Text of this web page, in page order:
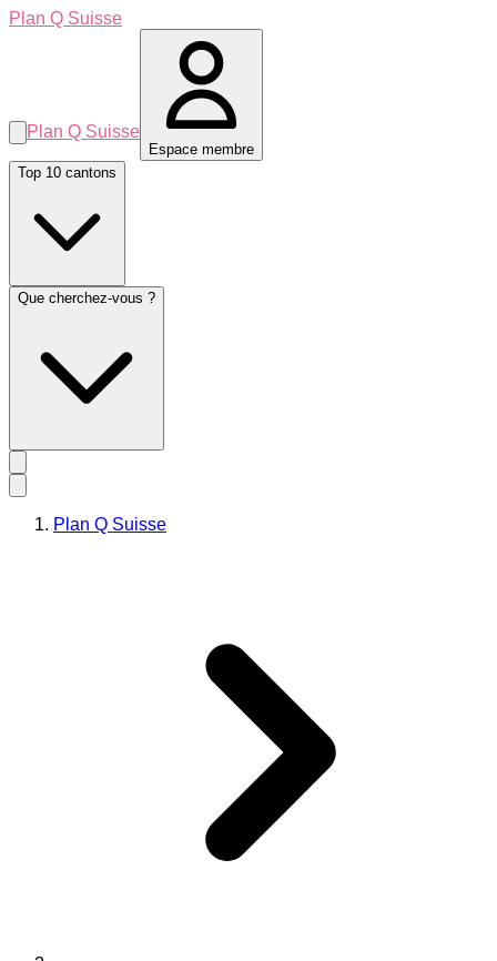
Plan Q Suisse
Plan Q Suisse
Espace membre
Top 10 cantons
Que cherchez-vous ?
Plan Q Suisse